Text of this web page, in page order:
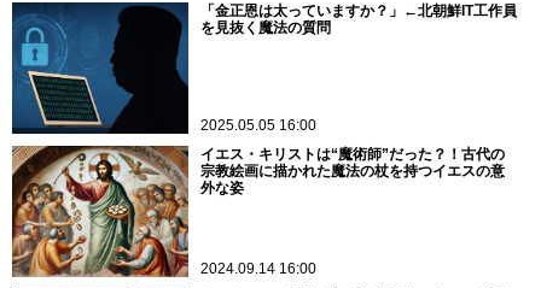
「金正恩は太っていますか？」←北朝鮮IT工作員
を見抜く魔法の質問
2025.05.05 16:00
イエス・キリストは“魔術師”だった？！古代の
宗教絵画に描かれた魔法の杖を持つイエスの意
外な姿
2024.09.14 16:00